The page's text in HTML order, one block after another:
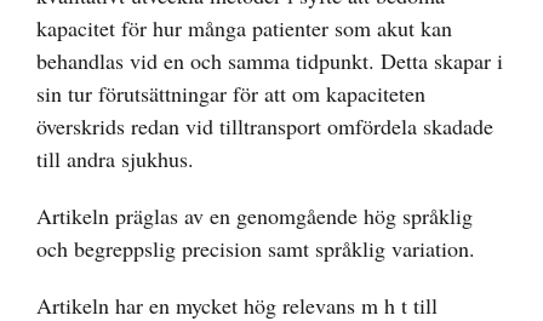
kapacitet för hur många patienter som akut kan
behandlas vid en och samma tidpunkt. Detta skapar i
sin tur förutsättningar för att om kapaciteten
överskrids redan vid tilltransport omfördela skadade
till andra sjukhus.
Artikeln präglas av en genomgående hög språklig
och begreppslig precision samt språklig variation.
Artikeln har en mycket hög relevans m h t till